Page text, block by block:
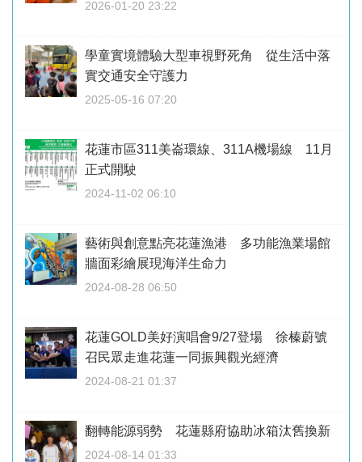
2026-01-20 23:22
學童實境體驗大型車視野死角 從生活中落
實交通安全守護力
2025-05-16 07:20
花蓮市區311美崙環線、311A機場線 11月
正式開駛
2024-11-02 06:10
藝術與創意點亮花蓮漁港 多功能漁業場館
牆面彩繪展現海洋生命力
2024-08-28 06:50
花蓮GOLD美好演唱會9/27登場 徐榛蔚號
召民眾走進花蓮一同振興觀光經濟
2024-08-21 01:37
翻轉能源弱勢 花蓮縣府協助冰箱汰舊換新
2024-08-14 01:33